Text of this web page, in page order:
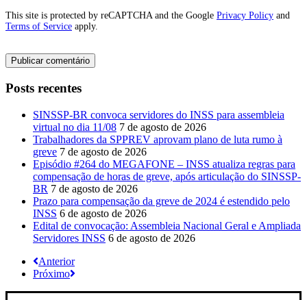
This site is protected by reCAPTCHA and the Google Privacy Policy and
Terms of Service apply.
Posts recentes
SINSSP-BR convoca servidores do INSS para assembleia
virtual no dia 11/08 7 de agosto de 2026
Trabalhadores da SPPREV aprovam plano de luta rumo à
greve 7 de agosto de 2026
Episódio #264 do MEGAFONE – INSS atualiza regras para
compensação de horas de greve, após articulação do SINSSP-
BR 7 de agosto de 2026
Prazo para compensação da greve de 2024 é estendido pelo
INSS 6 de agosto de 2026
Edital de convocação: Assembleia Nacional Geral e Ampliada
Servidores INSS 6 de agosto de 2026
Anterior
Próximo